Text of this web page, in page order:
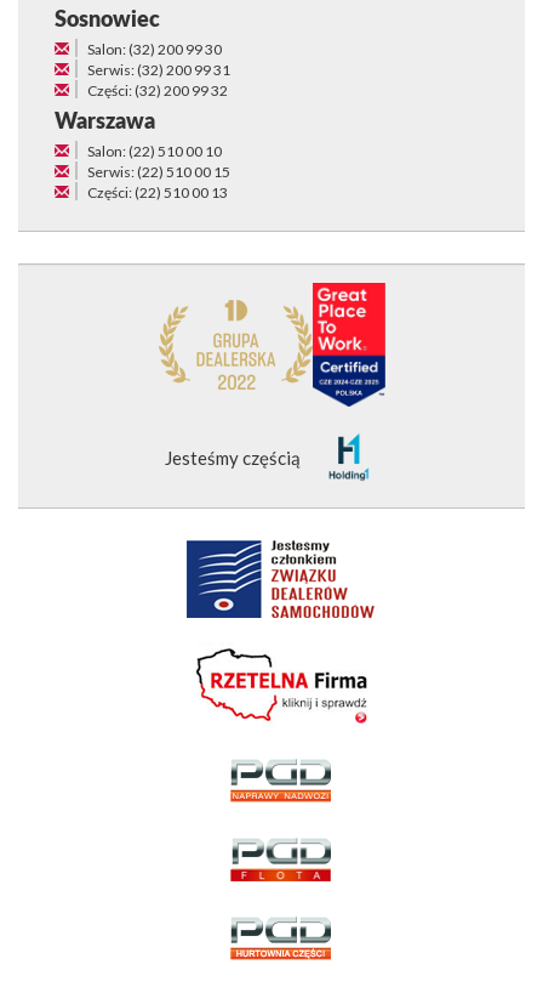
Sosnowiec
Salon: (32) 200 99 30
Serwis: (32) 200 99 31
Części: (32) 200 99 32
Warszawa
Salon: (22) 510 00 10
Serwis: (22) 510 00 15
Części: (22) 510 00 13
Jesteśmy częścią